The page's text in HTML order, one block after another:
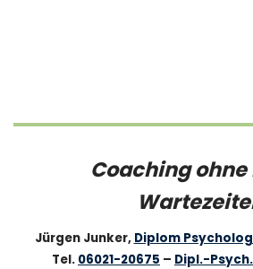
Coaching
Jürgen Junker, Diplom
Tel. 06021-20675 – Dipl.-